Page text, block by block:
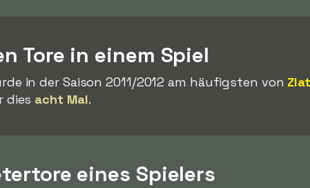
Tore in einem Spiel
in der Saison 2011/2012 am häufigsten von
dies acht Mal.
eines Spielers